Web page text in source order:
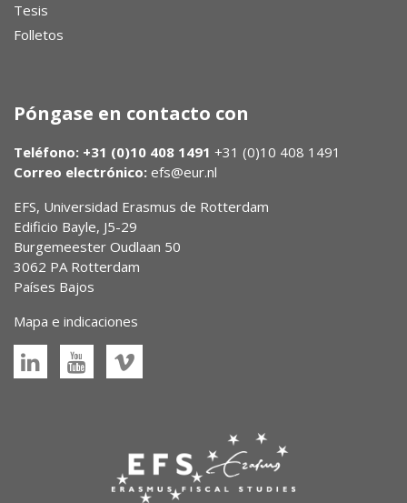
Tesis
Folletos
Póngase en contacto con
Teléfono: +31 (0)10 408 1491 +31 (0)10 408 1491
Correo electrónico: efs@eur.nl
EFS, Universidad Erasmus de Rotterdam
Edificio Bayle, J5-29
Burgemeester Oudlaan 50
3062 PA Rotterdam
Países Bajos
Mapa e indicaciones